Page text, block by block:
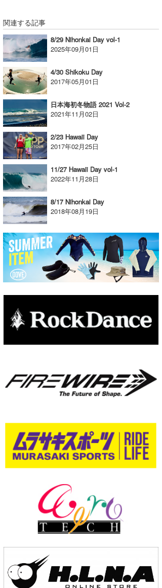
関連する記事
8/29 Nihonkai Day vol-1
2025年09月01日
4/30 Shikoku Day
2017年05月01日
日本海初冬物語 2021 Vol-2
2021年11月02日
2/23 Hawaii Day
2017年02月25日
11/27 Hawaii Day vol-1
2022年11月28日
8/17 Nihonkai Day
2018年08月19日
OYZ
S.K
Soulman
VAGY
waka☆=
YUKI☆
たっちー
ハンマー
まっきー
三輪予報士
小川予報士
上田純子
上條将美
唐澤予報士
SancheZ
wanda
予報士 hiro.
Mr.K
chappy